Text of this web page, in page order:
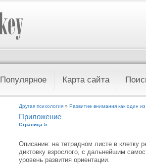
Популярное Карта сайта
Другая психология » Развитие внимания как один
Приложение
Страница 5
Описание: на тетрадном листе в клетку
диктовку взрослого, с дальнейшим
уровень развития ориентации.